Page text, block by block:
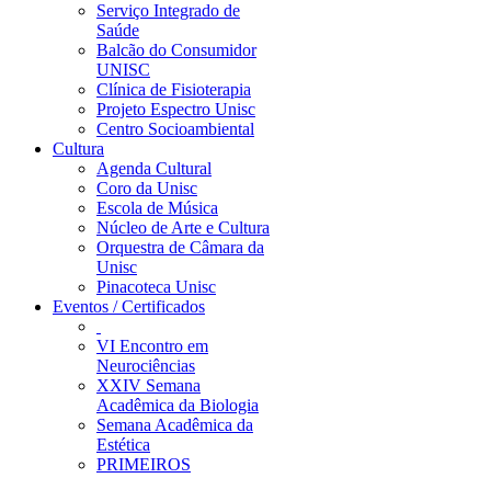
Serviço Integrado de
Saúde
Balcão do Consumidor
UNISC
Clínica de Fisioterapia
Projeto Espectro Unisc
Centro Socioambiental
Cultura
Agenda Cultural
Coro da Unisc
Escola de Música
Núcleo de Arte e Cultura
Orquestra de Câmara da
Unisc
Pinacoteca Unisc
Eventos / Certificados
VI Encontro em
Neurociências
XXIV Semana
Acadêmica da Biologia
Semana Acadêmica da
Estética
PRIMEIROS